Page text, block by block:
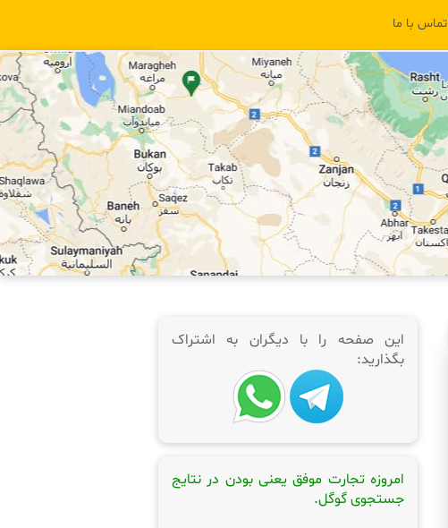
تماس با ما
این صفحه را با دیگران به اشتراک
بگذارید:
امروزه تجارت موفق یعنی بودن در نتایج
جستجوی گوگل.